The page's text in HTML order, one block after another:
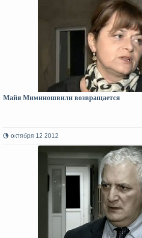
Майя Миминошвили возвращается
октября 12 2012